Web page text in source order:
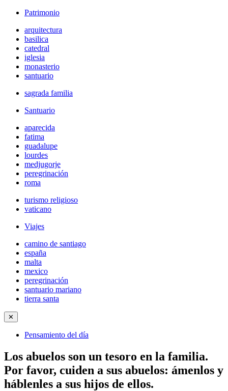
Patrimonio
arquitectura
basilica
catedral
iglesia
monasterio
santuario
sagrada familia
Santuario
aparecida
fatima
guadalupe
lourdes
medjugorje
peregrinación
roma
turismo religioso
vaticano
Viajes
camino de santiago
españa
malta
mexico
peregrinación
santuario mariano
tierra santa
✕
Pensamiento del día
Los abuelos son un tesoro en la familia.
Por favor, cuiden a sus abuelos: ámenlos y
háblenles a sus hijos de ellos.